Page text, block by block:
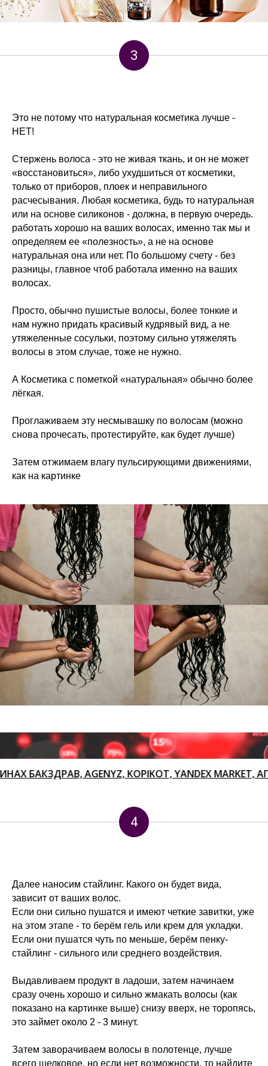
3
Это не потому что натуральная косметика лучше -
НЕТ!
Стержень волоса - это не живая ткань, и он не может
«восстановиться», либо ухудшиться от косметики,
только от приборов, плоек и неправильного
расчесывания. Любая косметика, будь то натуральная
или на основе силиконов - должна, в первую очередь.
работать хорошо на ваших волосах, именно так мы и
определяем ее «полезность», а не на основе
натуральная она или нет. По большому счету - без
разницы, главное чтоб работала именно на ваших
волосах.
Просто, обычно пушистые волосы, более тонкие и
нам нужно придать красивый кудрявый вид, а не
утяжеленные сосульки, поэтому сильно утяжелять
волосы в этом случае, тоже не нужно.
А Косметика с пометкой «натуральная» обычно более
лёгкая.
Проглаживаем эту несмывашку по волосам (можно
снова прочесать, протестируйте, как будет лучше)
Затем отжимаем влагу пульсирующими движениями,
как на картинке
KOPIKOT, YANDEX MARKET,
4
Далее наносим стайлинг. Какого он будет вида,
зависит от ваших волос.
Если они сильно пушатся и имеют четкие завитки, уже
на этом этапе - то берём гель или крем для укладки.
Если они пушатся чуть по меньше, берём пенку-
стайлинг - сильного или среднего воздействия.
Выдавливаем продукт в ладоши, затем начинаем
сразу очень хорошо и сильно жмакать волосы (как
показано на картинке выше) снизу вверх, не торопясь,
это займет около 2 - 3 минут.
Затем заворачиваем волосы в полотенце, лучше
всего шелковое, но если нет возможности, то найдите